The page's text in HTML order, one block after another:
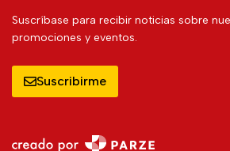
Suscríbase para recibir noticias sobre
promociones y eventos.
Suscribirme